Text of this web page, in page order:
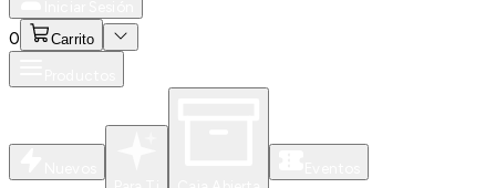
0 Carrito